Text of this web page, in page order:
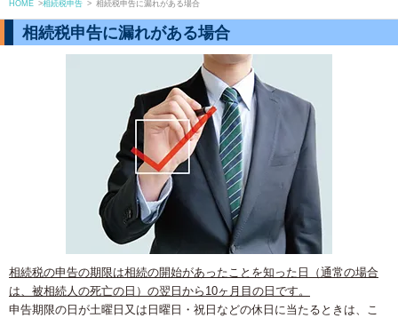
HOME >相続税申告 > 相続税申告に漏れがある場合
相続税申告に漏れがある場合
相続税の申告の期限は相続の開始があったことを知った日（通常の場合
は、被相続人の死亡の日）の翌日から10ヶ月目の日です。
申告期限の日が土曜日又は日曜日・祝日などの休日に当たるときは、こ